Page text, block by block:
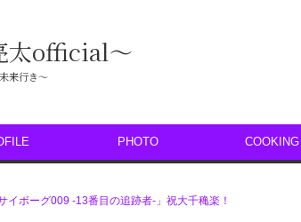
太official〜
来行き〜
PHOTO COOKING
ボーグ009 -13番目の追跡者-」祝大千穐楽！